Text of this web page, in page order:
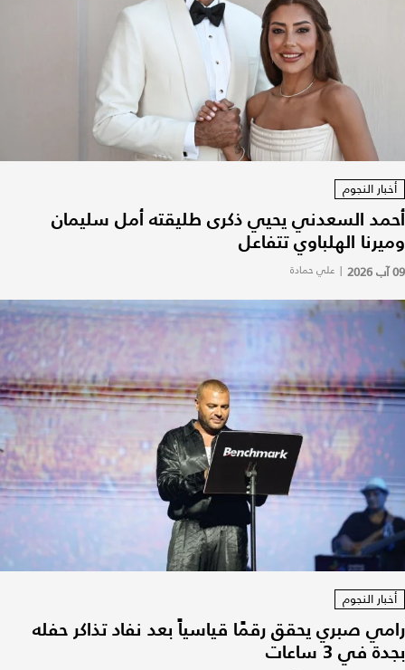
أخبار النجوم
أحمد السعدني يحيي ذكرى طليقته أمل سليمان
وميرنا الهلباوي تتفاعل
09 آب 2026 | علي حمادة
أخبار النجوم
رامي صبري يحقق رقمًا قياسياً بعد نفاد تذاكر حفله
بجدة في 3 ساعات